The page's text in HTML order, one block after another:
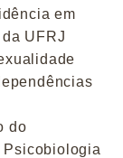
em
UFRJ
do
Psicobiologia